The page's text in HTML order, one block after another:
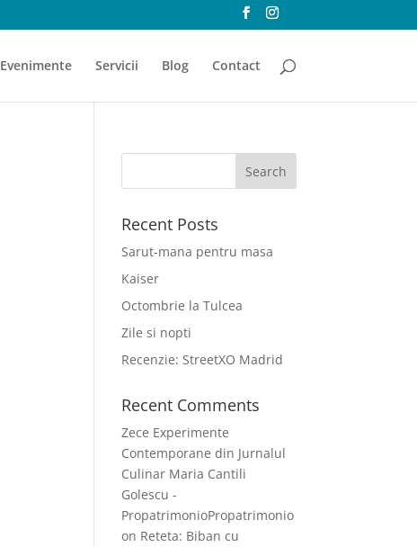
Evenimente Servicii Blog Contact
Recent Posts
Sarut-mana pentru masa
Kaiser
Octombrie la Tulcea
Zile si nopti
Recenzie: StreetXO Madrid
Recent Comments
Zece Experimente
Contemporane din Jurnalul
Culinar Maria Cantili
Golescu -
PropatrimonioPropatrimonio
on Reteta: Biban cu